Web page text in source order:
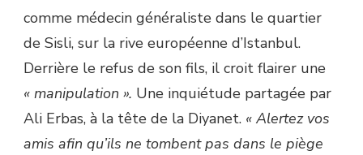
comme médecin généraliste dans le quartier
de Sisli, sur la rive européenne d’Istanbul.
Derrière le refus de son fils, il croit flairer une
« manipulation ». Une inquiétude partagée par
Ali Erbas, à la tête de la Diyanet. « Alertez vos
amis afin qu’ils ne tombent pas dans le piège